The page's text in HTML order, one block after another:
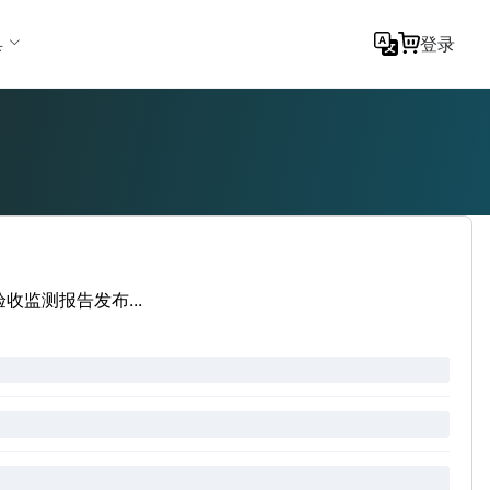
登录
监测报告发布...